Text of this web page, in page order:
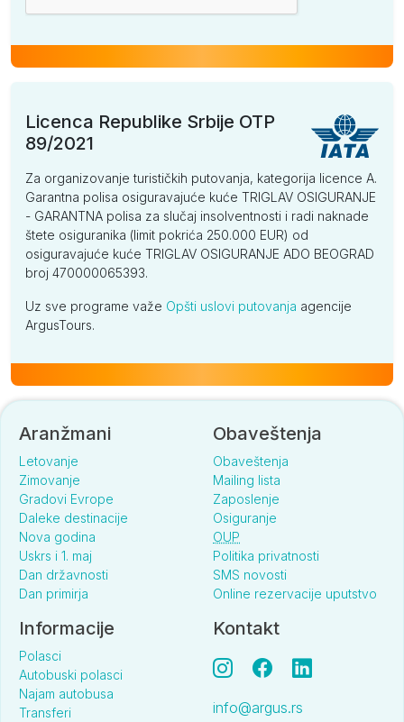
Licenca Republike Srbije OTP
89/2021
Za organizovanje turističkih putovanja, kategorija licence A.
Garantna polisa osiguravajuće kuće TRIGLAV OSIGURANJE
- GARANTNA polisa za slučaj insolventnosti i radi naknade
štete osiguranika (limit pokrića 250.000 EUR) od
osiguravajuće kuće TRIGLAV OSIGURANJE ADO BEOGRAD
broj 470000065393.
Uz sve programe važe Opšti uslovi putovanja agencije
ArgusTours.
Aranžmani
Letovanje
Zimovanje
Gradovi Evrope
Daleke destinacije
Nova godina
Uskrs i 1. maj
Dan državnosti
Dan primirja
Obaveštenja
Obaveštenja
Mailing lista
Zaposlenje
Osiguranje
OUP
Politika privatnosti
SMS novosti
Online rezervacije uputstvo
Informacije
Polasci
Autobuski polasci
Najam autobusa
Transferi
Kontakt
info@argus.rs